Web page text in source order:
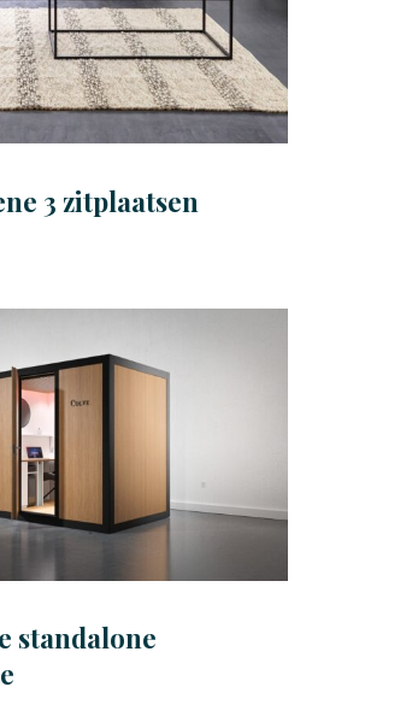
3 zitplaatsen
standalone